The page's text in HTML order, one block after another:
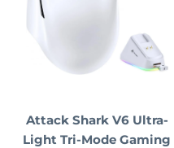
Attack Shark V6 Ultra-
Light Tri-Mode Gaming